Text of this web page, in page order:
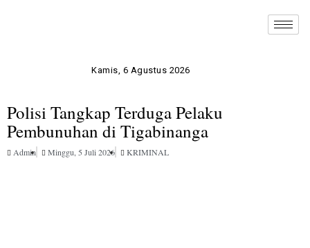
Kamis, 6 Agustus 2026
Polisi Tangkap Terduga Pelaku
Pembunuhan di Tigabinanga
Admin Minggu, 5 Juli 2026 KRIMINAL